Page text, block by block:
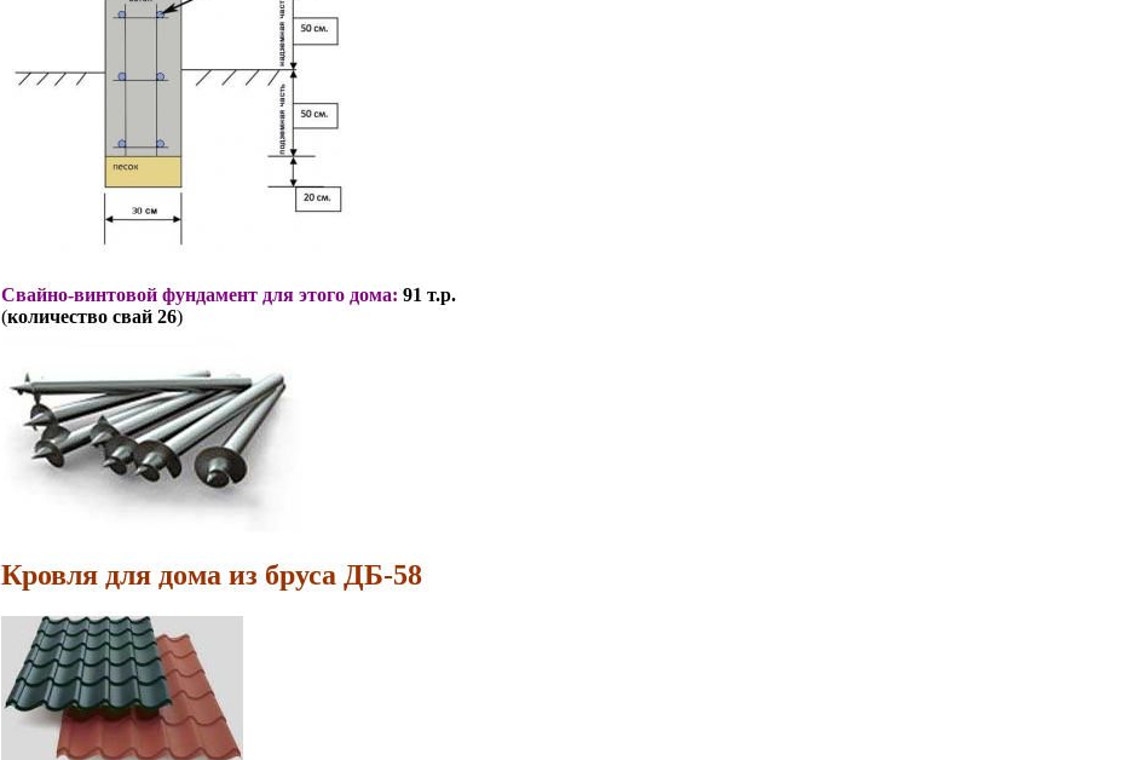
Свайно-винтовой фундамент для этого дома: 91 т.р.
(количество свай 26)
Кровля для дома из бруса ДБ-58